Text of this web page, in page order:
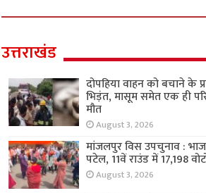
उत्तराखंड
दोपहिया वाहन को बचाने के
भिड़ंत, मासूम समेत एक ही
मौत
August 3, 2026
मांजलपुर विस उपचुनाव :
पटेल, 11वें राउंड में 17,198
August 3, 2026